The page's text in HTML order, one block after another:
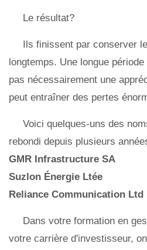
Le résultat?
Ils finissent par conserver
longtemps. Une longue
pas nécessairement une
peut entraîner des pertes
Voici quelques-uns des
rebondi depuis plusieurs
GMR Infrastructure SA
Suzlon Énergie Ltée
Reliance Communication Ltd
Dans votre formation en
votre carrière d'investisseur,